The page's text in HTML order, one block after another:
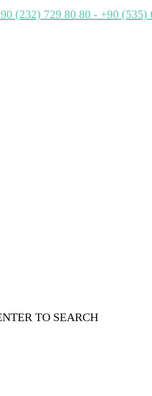
(232) 729 80 80 - +90 (535)
TO SEARCH